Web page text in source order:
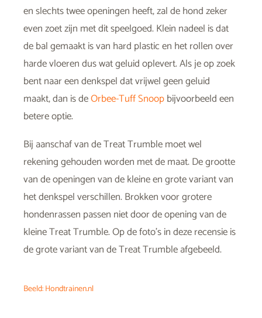
en slechts twee openingen heeft, zal de hond zeker
even zoet zijn met dit speelgoed. Klein nadeel is dat
de bal gemaakt is van hard plastic en het rollen over
harde vloeren dus wat geluid oplevert. Als je op zoek
bent naar een denkspel dat vrijwel geen geluid
maakt, dan is deOrbee-Tuff Snoopbijvoorbeeld een
betere optie.
Bij aanschaf van de Treat Trumble moet wel
rekening gehouden worden met de maat. De grootte
van de openingen van de kleine en grote variant van
het denkspel verschillen. Brokken voor grotere
hondenrassen passen niet door de opening van de
kleine Treat Trumble. Op de foto’s in deze recensie is
de grote variant van de Treat Trumble afgebeeld.
Beeld: Hondtrainen.nl